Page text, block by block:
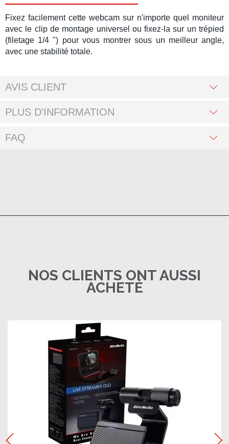
Fixez facilement cette webcam sur n'importe quel moniteur
avec le clip de montage universel ou fixez-la sur un trépied
(filetage 1/4 ") pour vous montrer sous un meilleur angle,
avec une stabilité totale.
AVIS CLIENT
PLUS D’INFORMATION
FAQ
NOS CLIENTS ONT AUSSI
ACHETÉ